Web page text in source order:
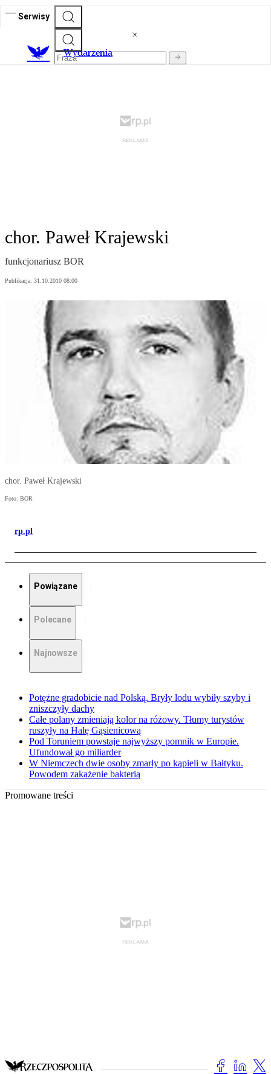
Serwisy
Wydarzenia
chor. Paweł Krajewski
funkcjonariusz BOR
Publikacja: 31.10.2010 08:00
chor. Paweł Krajewski
Foto: BOR
rp.pl
Powiązane
Polecane
Najnowsze
Potężne gradobicie nad Polską. Bryły lodu wybiły szyby i
zniszczyły dachy
Całe polany zmieniają kolor na różowy. Tłumy turystów
ruszyły na Halę Gąsienicową
Pod Toruniem powstaje najwyższy pomnik w Europie.
Ufundował go miliarder
W Niemczech dwie osoby zmarły po kąpieli w Bałtyku.
Powodem zakażenie bakterią
Promowane treści